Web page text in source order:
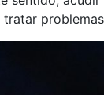
tratar